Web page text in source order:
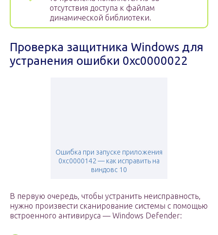
отсутствия доступа к файлам
динамической библиотеки.
Проверка защитника Windows для
устранения ошибки 0xc0000022
Ошибка при запуске приложения
0xc0000142 — как исправить на
виндовс 10
В первую очередь, чтобы устранить неисправность,
нужно произвести сканирование системы с помощью
встроенного антивируса — Windows Defender: